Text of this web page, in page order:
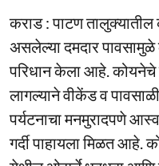
कराड : पाटण
असलेल्या दमदार पावसामुळे
परिधान केला आहे. कोयनेचे
लागल्याने वीकेंड व
पर्यटनाचा मनमुरादपणे
गर्दी पाहायला मिळत आहे.